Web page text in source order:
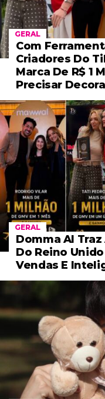
GERAL
Com
Criadores Do
Marca De R$ 1
Precisar
GERAL
Domma AI
Do Reino
Vendas E